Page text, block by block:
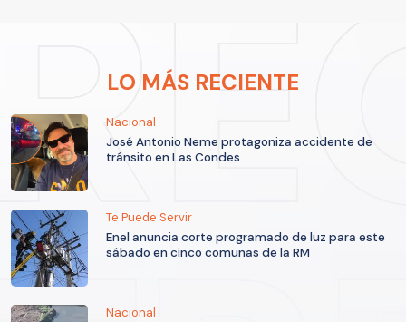
LO MÁS RECIENTE
Nacional
José Antonio Neme protagoniza accidente de
tránsito en Las Condes
Te Puede Servir
Enel anuncia corte programado de luz para este
sábado en cinco comunas de la RM
Nacional